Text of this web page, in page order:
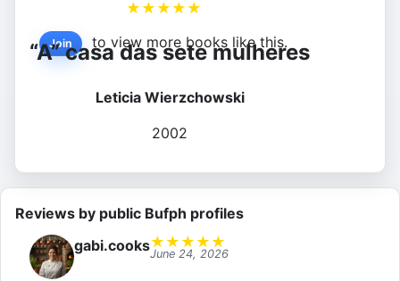
★ ★ ★ ★ ★
Join to view more books like this.
“A” casa das sete mulheres
Leticia Wierzchowski
2002
Reviews by public Bufph profiles
gabi.cooks★ ★ ★ ★ ★
June 24, 2026